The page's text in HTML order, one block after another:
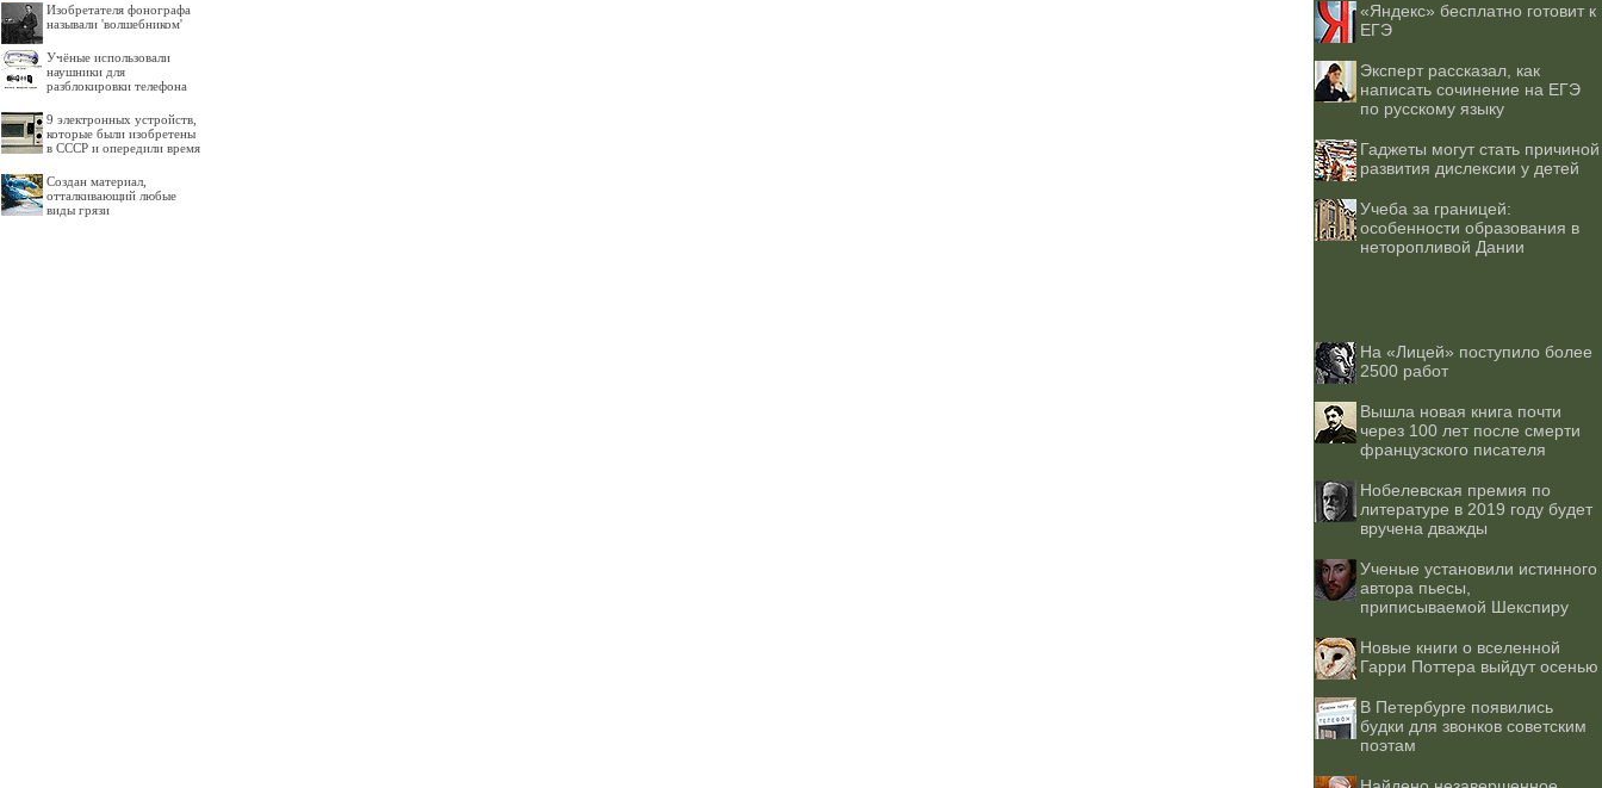
Изобретателя фонографа
называли 'волшебником'
Учёные использовали
наушники для
разблокировки телефона
9 электронных устройств,
которые были изобретены
в СССР и опередили время
Создан материал,
отталкивающий любые
виды грязи
«Яндекс» бесплатно готовит к
ЕГЭ
Эксперт рассказал, как
написать сочинение на ЕГЭ
по русскому языку
Гаджеты могут стать причиной
развития дислексии у детей
Учеба за границей:
особенности образования в
неторопливой Дании
На «Лицей» поступило более
2500 работ
Вышла новая книга почти
через 100 лет после смерти
французского писателя
Нобелевская премия по
литературе в 2019 году будет
вручена дважды
Ученые установили истинного
автора пьесы,
приписываемой Шекспиру
Новые книги о вселенной
Гарри Поттера выйдут осенью
В Петербурге появились
будки для звонков советским
поэтам